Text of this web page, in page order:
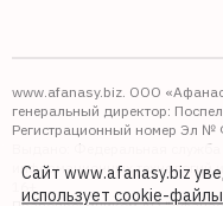
www.afanasy.biz. ООО
генеральный директор:
Регистрационный номер Эл
Выдано: Федеральная служба
информационных технологий
Сайт www.afanasy.biz
использует cookie-файлы